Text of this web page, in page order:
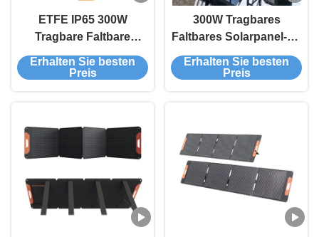
ETFE IP65 300W
Tragbare Faltbare
Solarpanels mit 4X75W
Ausgang und 22%
Erhalten Sie besten
Preis
300W Tragbares
Faltbares Solarpanel-Kit
mit ETFE-
Frontabdeckung und
Erhalten Sie besten
Preis